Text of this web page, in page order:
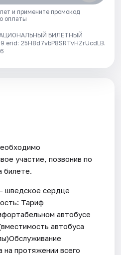
и примените промокод
оплаты
БИЛЕТНЫЙ
25H8d7vbP8SRTvHZrUcdLB.
участие, позвонив по
билете.
шведское сердце
Тариф
автобусе
автобуса
на протяжении всего